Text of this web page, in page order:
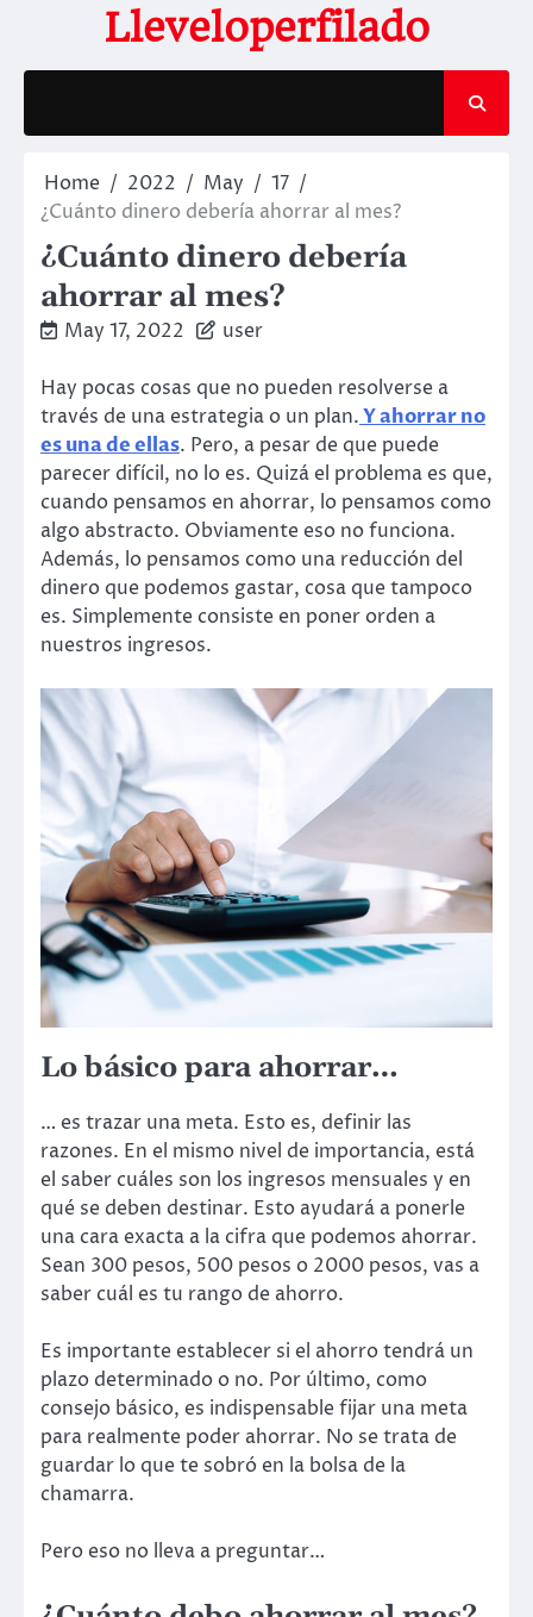
content
Lleveloperfilado
Home 2022 May
17
¿Cuánto dinero debería ahorrar al mes?
¿Cuánto dinero debería
ahorrar al mes?
May 17, 2022 user
Hay pocas cosas que no pueden resolverse a
través de una estrategia o un plan.Y ahorrar no
es una de ellas. Pero, a pesar de que puede
parecer difícil, no lo es. Quizá el problema es que,
cuando pensamos en ahorrar, lo pensamos como
algo abstracto. Obviamente eso no funciona.
Además, lo pensamos como una reducción del
dinero que podemos gastar, cosa que tampoco
es. Simplemente consiste en poner orden a
nuestros ingresos.
Lo básico para ahorrar…
… es trazar una meta. Esto es, definir las
razones. En el mismo nivel de importancia, está
el saber cuáles son los ingresos mensuales y en
qué se deben destinar. Esto ayudará a ponerle
una cara exacta a la cifra que podemos ahorrar.
Sean 300 pesos, 500 pesos o 2000 pesos, vas a
saber cuál es tu rango de ahorro.
Es importante establecer si el ahorro tendrá un
plazo determinado o no. Por último, como
consejo básico, es indispensable fijar una meta
para realmente poder ahorrar. No se trata de
guardar lo que te sobró en la bolsa de la
chamarra.
Pero eso no lleva a preguntar…